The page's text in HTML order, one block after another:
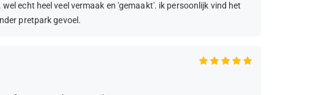
echt heel veel vermaak en 'gemaakt'. ik persoonlijk vind het
pretpark gevoel.